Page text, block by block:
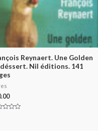
Reynaert. Une Golden
Nil éditions. 141